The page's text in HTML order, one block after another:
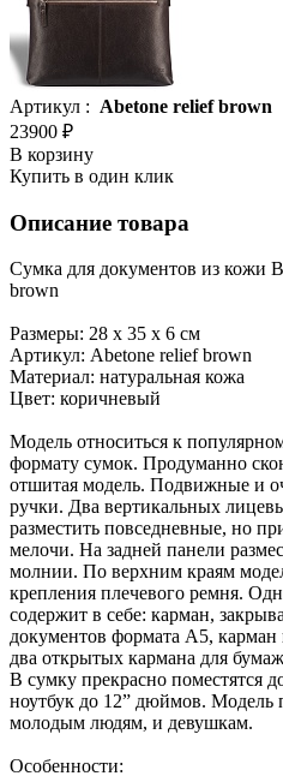
Артикул : Abetone relief brown
23900 ₽
В корзину
Купить в один клик
Описание товара
Сумка для документов из кожи
brown
Размеры: 28 х 35 х 6 см
Артикул: Abetone relief brown
Материал: натуральная кожа
Цвет: коричневый
Модель относиться к
формату сумок. Продуманно
отшитая модель. Подвижные и
ручки. Два вертикальных
разместить повседневные, но
мелочи. На задней панели
молнии. По верхним краям
крепления плечевого ремня.
содержит в себе: карман,
документов формата А5,
два открытых кармана для
В сумку прекрасно поместятся
ноутбук до 12” дюймов. Модель
молодым людям, и девушкам.
Особенности: